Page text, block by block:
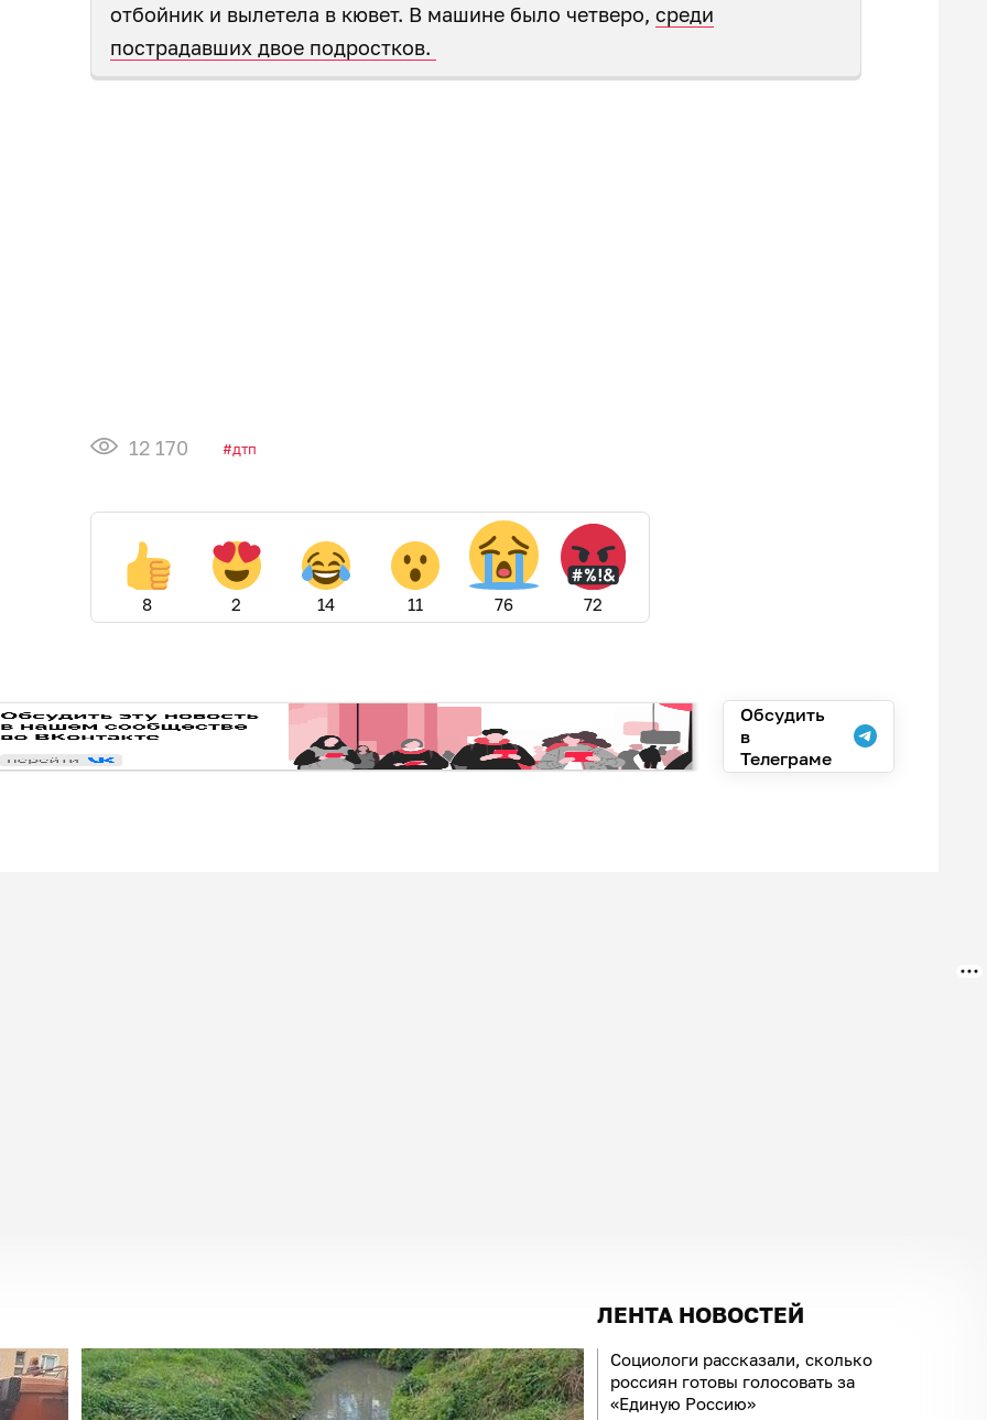
отбойник и вылетела в кювет. В машине было четверо, среди
пострадавших двое подростков.
12 170 дтп
8 2 14 11 76 72
Обсудить
в
Телеграме
ЛЕНТА НОВОСТЕЙ
Социологи рассказали, сколько
россиян готовы голосовать за
«Единую Россию»